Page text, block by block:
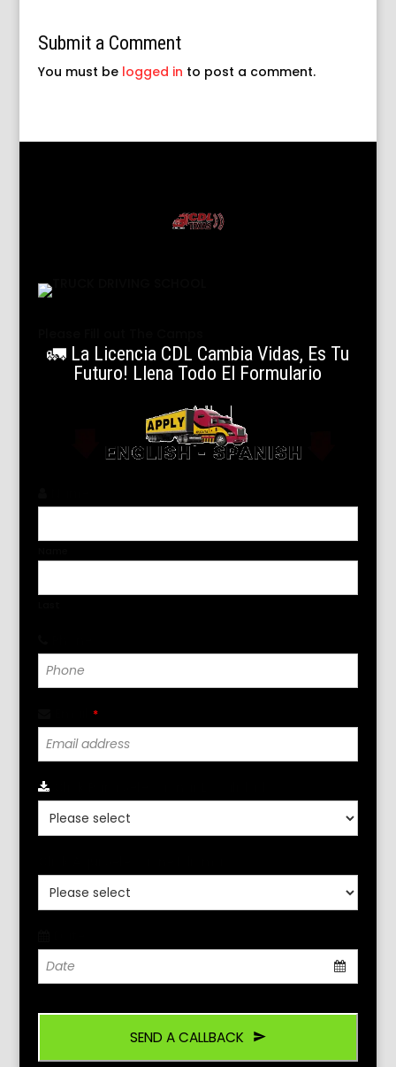
Submit a Comment
You must be logged in to post a comment.
🚛 La Licencia CDL Cambia Vidas, Es Tu
Futuro! Llena Todo El Formulario
*
SEND A CALLBACK